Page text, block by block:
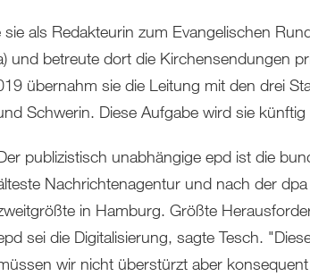
als Redakteurin zum Evangelischen
und betreute dort die Kirchensendungen
übernahm sie die Leitung mit den drei
Schwerin. Diese Aufgabe wird sie
publizistisch unabhängige epd ist die
Nachrichtenagentur und nach der dpa
in Hamburg. Größte
sei die Digitalisierung, sagte Tesch.
wir nicht überstürzt aber